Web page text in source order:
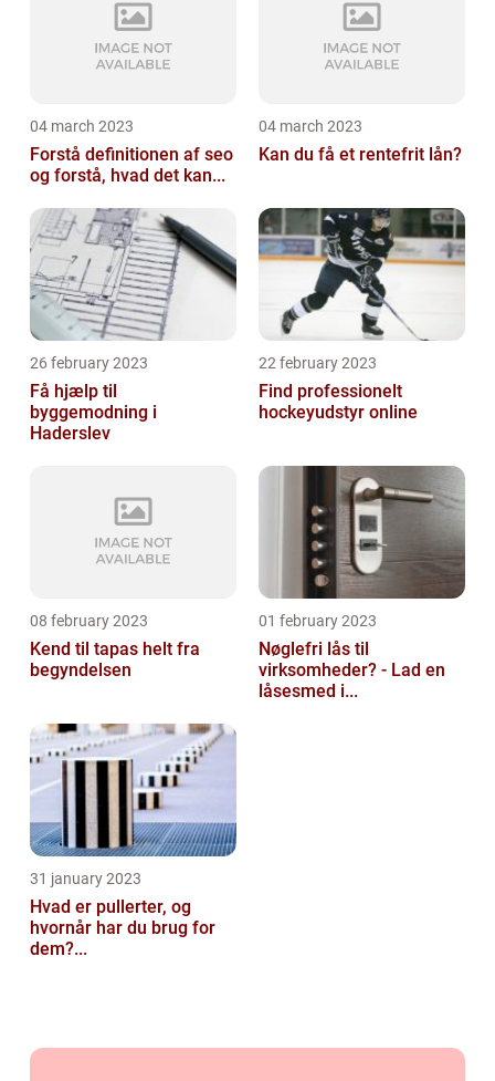
04 march 2023
Forstå definitionen af seo
og forstå, hvad det kan...
04 march 2023
Kan du få et rentefrit lån?
26 february 2023
Få hjælp til
byggemodning i
Haderslev
22 february 2023
Find professionelt
hockeyudstyr online
08 february 2023
Kend til tapas helt fra
begyndelsen
01 february 2023
Nøglefri lås til
virksomheder? - Lad en
låsesmed i...
31 january 2023
Hvad er pullerter, og
hvornår har du brug for
dem?...